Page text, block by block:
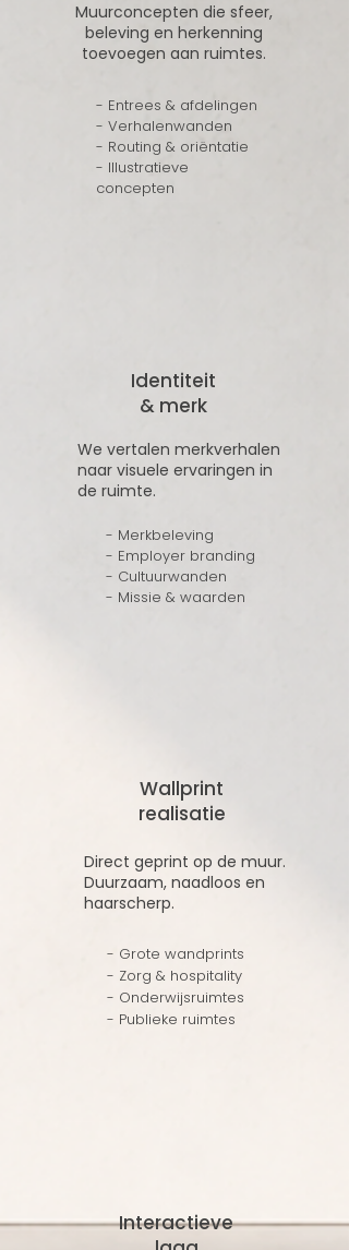
Muurconcepten die sfeer,
beleving en herkenning
toevoegen aan ruimtes.
- Entrees & afdelingen
- Verhalenwanden
- Routing & oriëntatie
- Illustratieve
concepten
Identiteit
& merk
We vertalen merkverhalen
naar visuele ervaringen in
de ruimte.
- Merkbeleving
- Employer branding
- Cultuurwanden
- Missie & waarden
Wallprint
realisatie
Direct geprint op de muur.
Duurzaam, naadloos en
haarscherp.
- Grote wandprints
- Zorg & hospitality
- Onderwijsruimtes
- Publieke ruimtes
Interactieve